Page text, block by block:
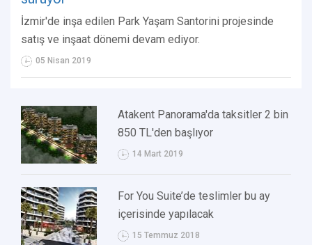
İzmir'de inşa edilen Park Yaşam Santorini projesinde
satış ve inşaat dönemi devam ediyor.
05 Nisan 2019
Atakent Panorama'da taksitler 2 bin
850 TL'den başlıyor
14 Mart 2019
For You Suite’de teslimler bu ay
içerisinde yapılacak
15 Temmuz 2018